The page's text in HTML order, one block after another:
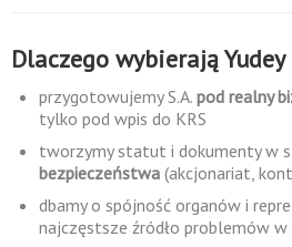
Dlaczego wybierają Yudey
przygotowujemy S.A. pod realny
tylko pod wpis do KRS
tworzymy statut i dokumenty w
bezpieczeństwa (akcjonariat,
dbamy o spójność organów i
najczęstsze źródło problemów w